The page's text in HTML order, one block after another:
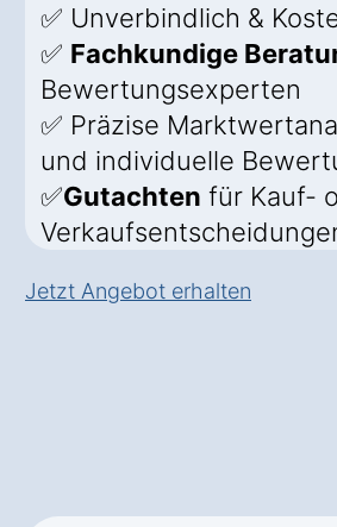
✅ Unverbindlich &
✅ Fachkundige
Bewertungsexperten
✅ Präzise
und individuelle
✅Gutachten für Kauf-
Jetzt Angebot erhalten